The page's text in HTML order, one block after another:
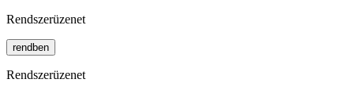
Rendszerüzenet
rendben
Rendszerüzenet